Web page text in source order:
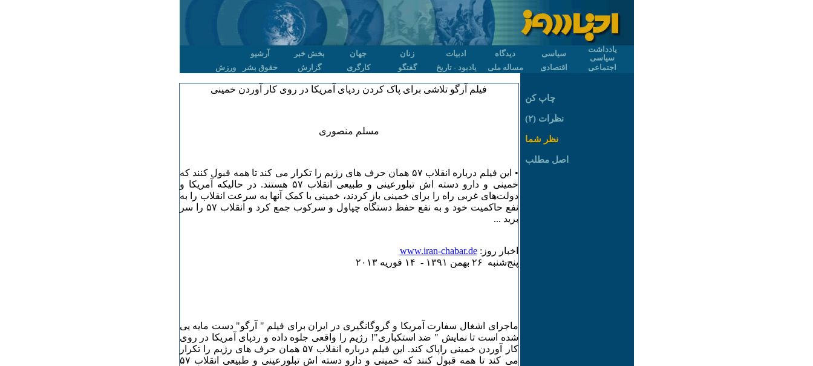
یادداشت
سیاسی
سیاسی دیدگاه ادبیات زنان جهان بخش خبر
آرشیو
اجتماعی
اقتصادی مساله ملی یادبود - تاریخ گفتگو کارگری گزارش حقوق بشر ورزش
فیلم آرگو تلاشی برای پاک کردن ردپای آمریکا در روی کار آوردن خمینی
مسلم منصوری
• این فیلم درباره انقلاب ۵۷ همان حرف های رژیم را تکرار می کند تا همه قبول کنند که
خمینی و دارو دسته اش تبلورعینی و طبیعی انقلاب ۵۷ هستند. در حالیکه آمریکا و
دولت‌های غربی راه را برای خمینی باز کردند، خمینی با کمک آنها به سرعت انقلاب را به
نفع حاکمیت خود و به نفع حفظ دستگاه چپاول و سرکوب جمع کرد و انقلاب ۵۷ را سر
برید ...
اخبار روز:www.iran-chabar.de
پنج‌شنبه ۲۶ بهمن ۱٣۹۱ - ۱۴ فوريه ۲۰۱٣
ماجرای اشغال سفارت آمریکا و گروگانگیری در ایران برای فیلم " آرگو" دست مایه یی
شده است تا نمایش " ضد استکباری"! رژیم را واقعی جلوه داده و ردپای آمریکا در روی
کار آوردن خمینی راپاک کند. این فیلم درباره انقلاب ۵۷ همان حرف های رژیم را تکرار
می کند تا همه قبول کنند که خمینی و دارو دسته اش تبلورعینی و طبیعی انقلاب ۵۷
چاپ کن
نظرات (۲)
نظر شما
اصل مطلب